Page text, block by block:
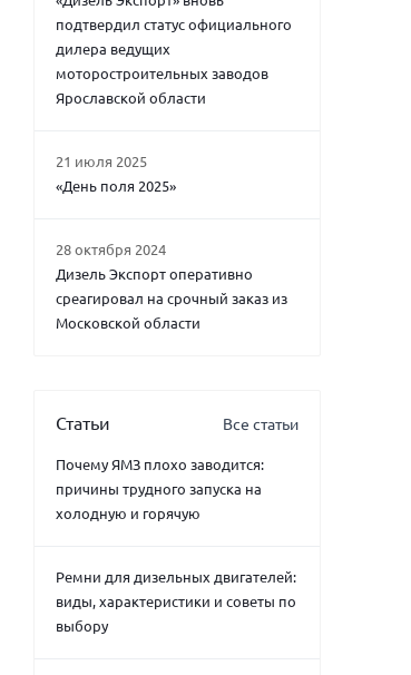
подтвердил статус официального
дилера ведущих
моторостроительных заводов
Ярославской области
21 июля 2025
«День поля 2025»
28 октября 2024
Дизель Экспорт оперативно
среагировал на срочный заказ из
Московской области
Статьи Все статьи
Почему ЯМЗ плохо заводится:
причины трудного запуска на
холодную и горячую
Ремни для дизельных двигателей:
виды, характеристики и советы по
выбору